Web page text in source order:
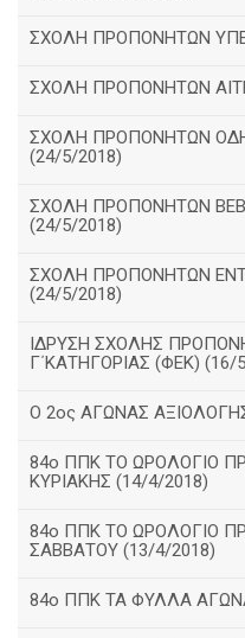
ΣΧΟΛΗ ΠΡΟΠΟΝΗΤΩΝ
ΣΧΟΛΗ ΠΡΟΠΟΝΗΤΩΝ
ΣΧΟΛΗ ΠΡΟΠΟΝΗΤΩΝ
(24/5/2018)
ΣΧΟΛΗ ΠΡΟΠΟΝΗΤΩΝ
(24/5/2018)
ΣΧΟΛΗ ΠΡΟΠΟΝΗΤΩΝ
(24/5/2018)
ΙΔΡΥΣΗ ΣΧΟΛΗΣ
Γ΄ΚΑΤΗΓΟΡΙΑΣ (ΦΕΚ) (16/
O 2ος ΑΓΩΝΑΣ
84ο ΠΠΚ ΤΟ ΩΡΟΛΟΓΙΟ
ΚΥΡΙΑΚΗΣ (14/4/2018)
84ο ΠΠΚ ΤΟ ΩΡΟΛΟΓΙΟ
ΣΑΒΒΑΤΟΥ (13/4/2018)
84ο ΠΠΚ ΤΑ ΦΥΛΛΑ